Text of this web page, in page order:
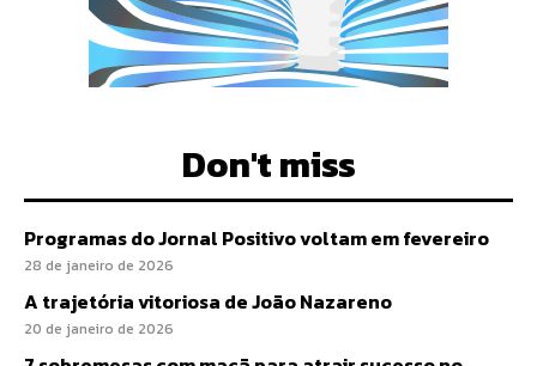
Don't miss
Programas do Jornal Positivo voltam em fevereiro
28 de janeiro de 2026
A trajetória vitoriosa de João Nazareno
20 de janeiro de 2026